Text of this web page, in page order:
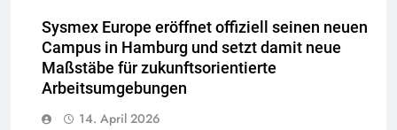
Sysmex Europe eröffnet offiziell seinen neuen
Campus in Hamburg und setzt damit neue
Maßstäbe für zukunftsorientierte
Arbeitsumgebungen
14. April 2026